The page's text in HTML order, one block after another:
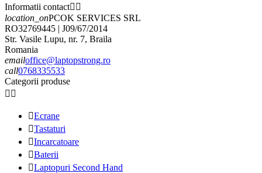
Informatii contact 
location_onPCOK SERVICES SRL
RO32769445 | J09/67/2014
Str. Vasile Lupu, nr. 7, Braila
Romania
emailoffice@laptopstrong.ro
call0768335533
Categorii produse
 
Ecrane
Tastaturi
Incarcatoare
Baterii
Laptopuri Second Hand